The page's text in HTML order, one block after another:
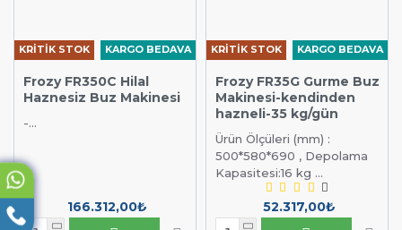
KARGO BEDAVA
KRİTİK STOK
Frozy FR350C Hilal
Haznesiz Buz Makinesi
-...
166.312,00₺
KARGO BEDAVA
KRİTİK STOK
Frozy FR35G Gurme Buz
Makinesi-kendinden
hazneli-35 kg/gün
Ürün Ölçüleri (mm) :
500*580*690 , Depolama
Kapasitesi:16 kg ...
52.317,00₺